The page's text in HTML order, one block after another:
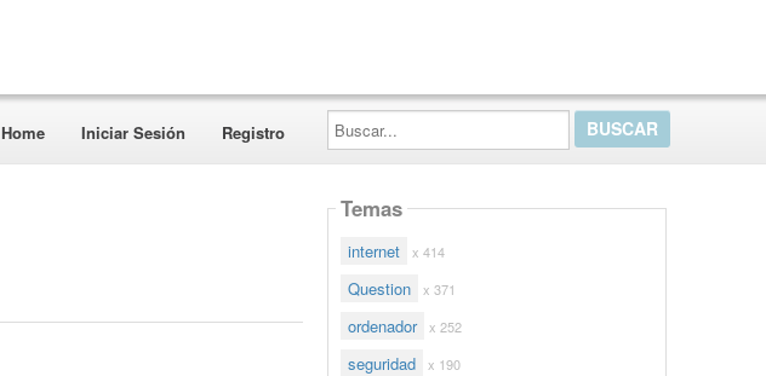
Home Iniciar Sesión Registro
Buscar...
Temas
internet x 414
Question x 371
ordenador x 252
seguridad x 190